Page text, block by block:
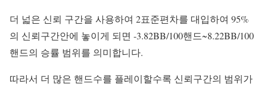
더 넓은 신뢰 구간을 사용하여 2표준편차를 대입하여 95%
의 신뢰구간안에 놓이게 되면 -3.82BB/100핸드~8.22BB/100
핸드의 승률 범위를 의미합니다.
따라서 더 많은 핸드수를 플레이할수록 신뢰구간의 범위가